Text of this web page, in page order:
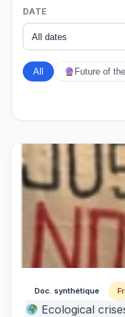
DATE
All Future of
Doc. synthétique
Ecological